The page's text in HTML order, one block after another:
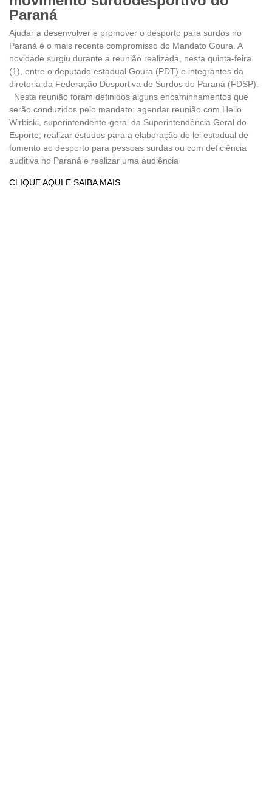
Paraná
Ajudar a desenvolver e promover o desporto para surdos no
Paraná é o mais recente compromisso do Mandato Goura. A
novidade surgiu durante a reunião realizada, nesta quinta-feira
(1), entre o deputado estadual Goura (PDT) e integrantes da
diretoria da Federação Desportiva de Surdos do Paraná (FDSP).
Nesta reunião foram definidos alguns encaminhamentos que
serão conduzidos pelo mandato: agendar reunião com Helio
Wirbiski, superintendente-geral da Superintendência Geral do
Esporte; realizar estudos para a elaboração de lei estadual de
fomento ao desporto para pessoas surdas ou com deficiência
auditiva no Paraná e realizar uma audiência
CLIQUE AQUI E SAIBA MAIS